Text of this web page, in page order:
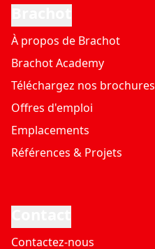
À propos de Brachot
Brachot Academy
Téléchargez nos brochures
Offres d'emploi
Emplacements
Références & Projets
Contactez-nous